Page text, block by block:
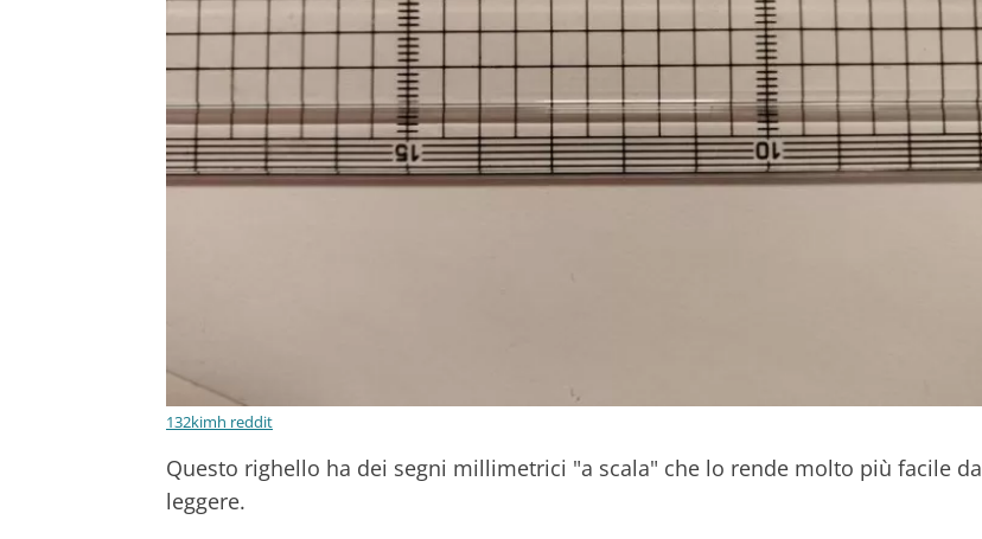
132kimh reddit
Questo righello ha dei segni millimetrici "a scala" che lo rende molto più facile da
leggere.